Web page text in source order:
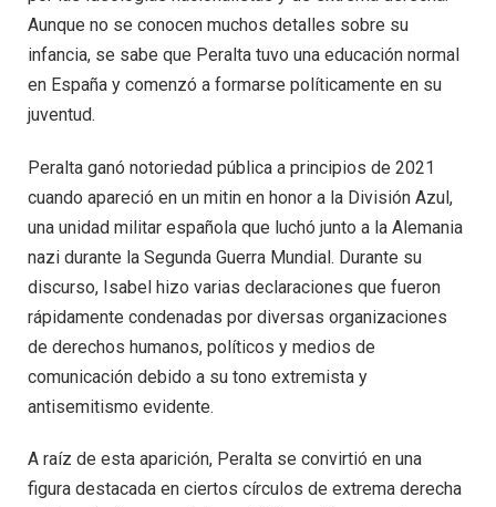
Aunque no se conocen muchos detalles sobre su
infancia, se sabe que Peralta tuvo una educación normal
en España y comenzó a formarse políticamente en su
juventud.
Peralta ganó notoriedad pública a principios de 2021
cuando apareció en un mitin en honor a la División Azul,
una unidad militar española que luchó junto a la Alemania
nazi durante la Segunda Guerra Mundial. Durante su
discurso, Isabel hizo varias declaraciones que fueron
rápidamente condenadas por diversas organizaciones
de derechos humanos, políticos y medios de
comunicación debido a su tono extremista y
antisemitismo evidente.
A raíz de esta aparición, Peralta se convirtió en una
figura destacada en ciertos círculos de extrema derecha